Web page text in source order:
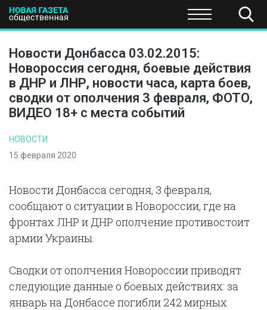
ПОЛИТИКА ЭКОНОМИКА НАУКА И
Новости Донбасса 03.02.2015:
Новороссия сегодня, боевые действия
в ДНР и ЛНР, новости часа, карта боев,
сводки от ополчения 3 февраля, ФОТО,
ВИДЕО 18+ с места событий
НОВОСТИ
15 февраля 2020
Новости Донбасса сегодня, 3 февраля,
сообщают о ситуации в Новороссии, где на
фронтах ЛНР и ДНР ополчение противостоит
армии Украины.
Сводки от ополчения Новороссии приводят
следующие данные о боевых действиях: за
январь на Донбассе погибли 242 мирных